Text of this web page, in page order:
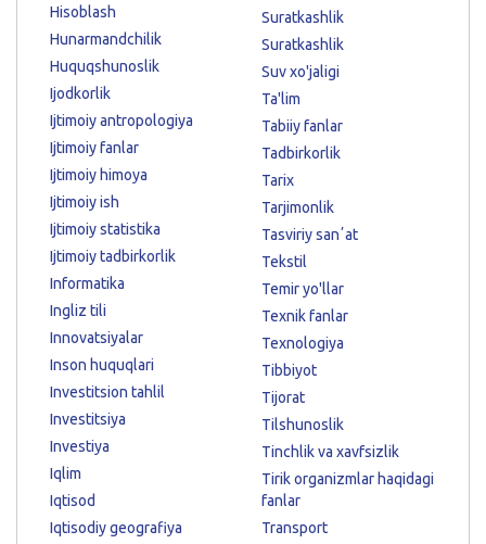
Hisoblash
Hunarmandchilik
Huquqshunoslik
Ijodkorlik
Ijtimoiy antropologiya
Ijtimoiy fanlar
Ijtimoiy himoya
Ijtimoiy ish
Ijtimoiy statistika
Ijtimoiy tadbirkorlik
Informatika
Ingliz tili
Innovatsiyalar
Inson huquqlari
Investitsion tahlil
Investitsiya
Investiya
Iqlim
Iqtisod
Iqtisodiy geografiya
Suratkashlik
Suratkashlik
Suv xo'jaligi
Ta'lim
Tabiiy fanlar
Tadbirkorlik
Tarix
Tarjimonlik
Tasviriy sanʼat
Tekstil
Temir yo'llar
Texnik fanlar
Texnologiya
Tibbiyot
Tijorat
Tilshunoslik
Tinchlik va xavfsizlik
Tirik organizmlar haqidagi
fanlar
Transport